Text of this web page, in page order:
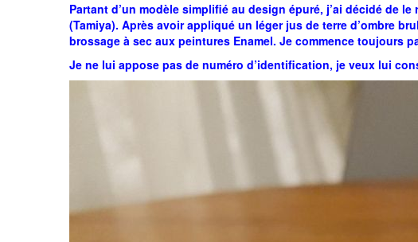
Partant d’un modèle simplifié au design épuré, j’ai décidé de
(Tamiya). Après avoir appliqué un léger jus de terre d’ombre
brossage à sec aux peintures Enamel. Je commence toujours
Je ne lui appose pas de numéro d’identification, je veux lui